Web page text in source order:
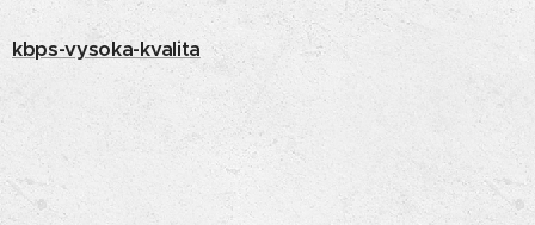
kbps-vysoka-kvalita